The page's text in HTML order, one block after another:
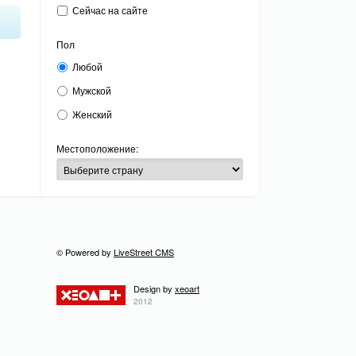
Сейчас на сайте
Пол
Любой
Мужской
Женский
Местоположение
© Powered by LiveStreet CMS
Design by xeoart
2012